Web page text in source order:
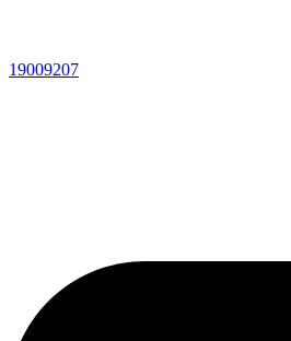
19009207